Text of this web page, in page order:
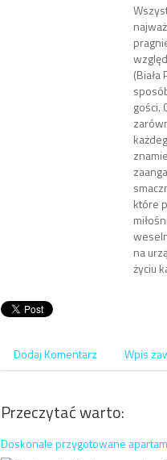
gości.
które
na
życiu
Dodaj Komentarz Wpis
Przeczytać warto:
Doskonale przygotowane